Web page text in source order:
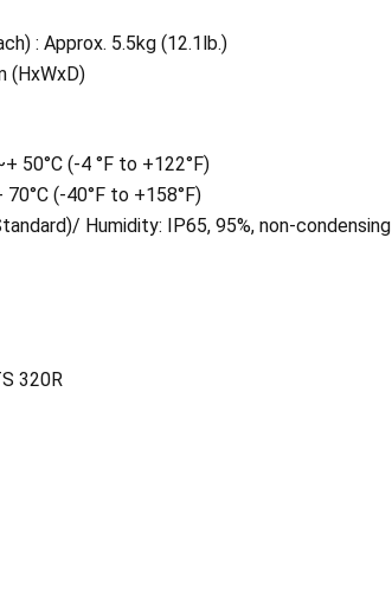
: Approx. 5.5kg (12.1lb.)
(HxWxD)
50°C (-4 °F to +122°F)
(-40°F to +158°F)
Humidity: IP65, 95%, non-condensing
320R